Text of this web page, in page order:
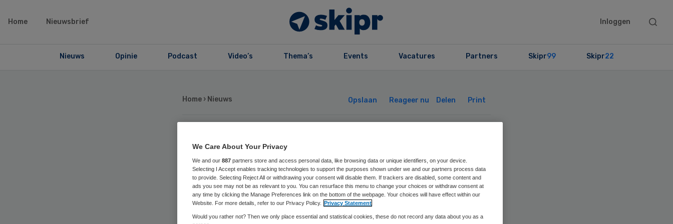
Home Nieuwsbrief Inloggen
Search
Nieuws Opinie Podcast Video’s Thema’s Events Vacatures Partners Skipr99 Skipr22
Home › Nieuws Opslaan Reageer nu Delen Print
Ook TSN Begeleiding
in problemen
We Care About Your Privacy
We and our 887 partners store and access personal data, like browsing data or unique identifiers, on your device.
Selecting I Accept enables tracking technologies to support the purposes shown under we and our partners process data
to provide. Selecting Reject All or withdrawing your consent will disable them. If trackers are disabled, some content and
ads you see may not be as relevant to you. You can resurface this menu to change your choices or withdraw consent at
any time by clicking the Manage Preferences link on the bottom of the webpage. Your choices will have effect within our
Website. For more details, refer to our Privacy Policy. Privacy Statement
Would you rather not? Then we only place essential and statistical cookies, these do not record any data about you as a